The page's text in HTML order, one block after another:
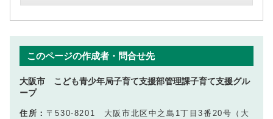
このページの作成者・問合せ先
大阪市 こども青少年局子育て支援部管理課子育て支援グル
ープ
住所： 〒530-8201 大阪市北区中之島1丁目3番20号（大